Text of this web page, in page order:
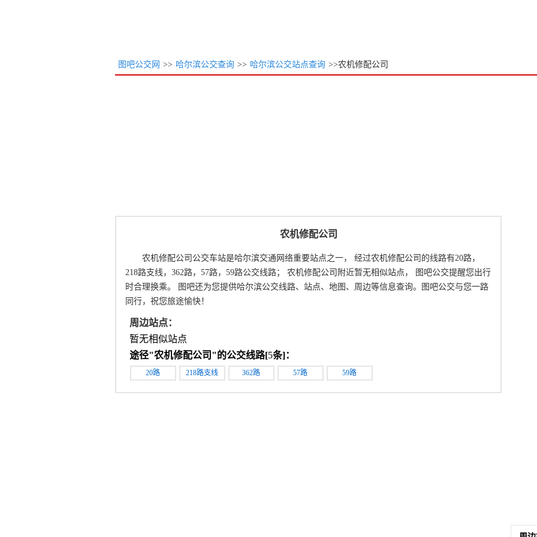
图吧公交网 >> 哈尔滨公交查询 >> 哈尔滨公交站点查询 >>农机修配公司
农机修配公司
农机修配公司公交车站是哈尔滨交通网络重要站点之一， 经过农机修配公司的线路有20路，
218路支线，362路，57路，59路公交线路； 农机修配公司附近暂无相似站点， 图吧公交提醒您出行
时合理换乘。 图吧还为您提供哈尔滨公交线路、站点、地图、周边等信息查询。图吧公交与您一路
同行，祝您旅途愉快！
周边站点：
暂无相似站点
途径"农机修配公司 "的公交线路[5条]：
20路 218路支线 362路 57路 59路